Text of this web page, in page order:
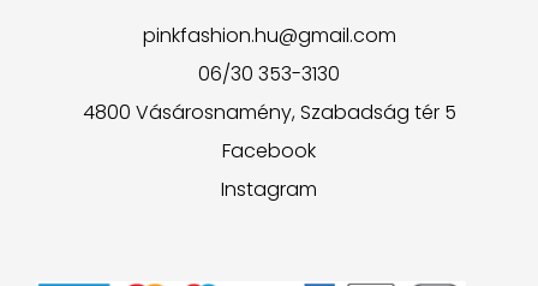
pinkfashion.hu@gmail.com
06/30 353-3130
4800 Vásárosnamény, Szabadság tér 5
Facebook
Instagram